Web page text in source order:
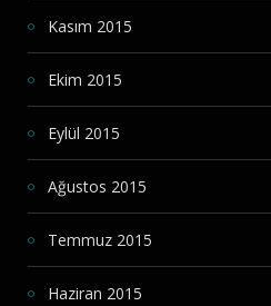
Kasım 2015
Ekim 2015
Eylül 2015
Ağustos 2015
Temmuz 2015
Haziran 2015